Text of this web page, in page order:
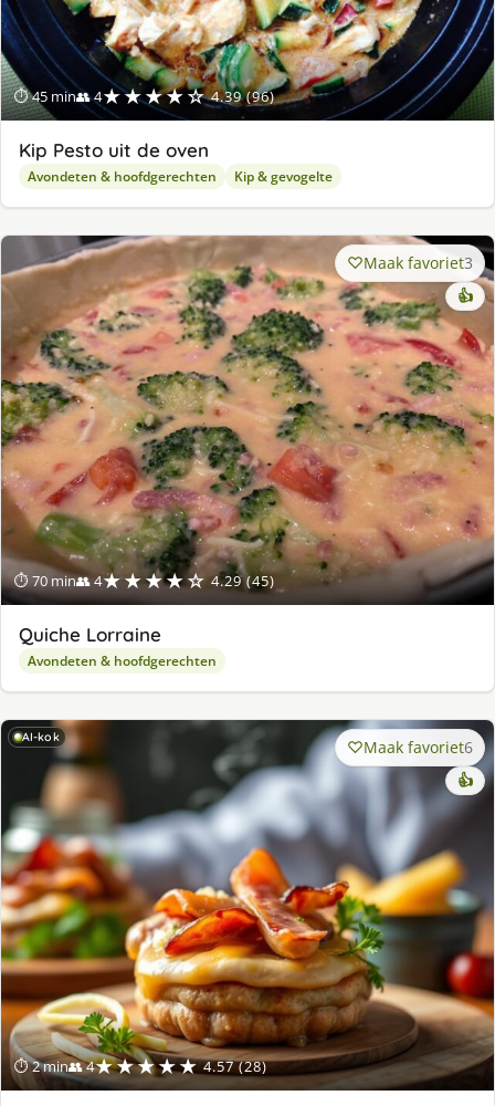
⏱ 45 min👥 4★★★★☆ 4.39 (96)
Kip Pesto uit de oven
Avondeten & hoofdgerechten Kip & gevogelte
⏱ 70 min👥 4★★★★☆ 4.29 (45)
Maak favoriet3
👍
Quiche Lorraine
Avondeten & hoofdgerechten
AI-kok
⏱ 2 min👥 4★★★★★ 4.57 (28)
Maak favoriet6
👍